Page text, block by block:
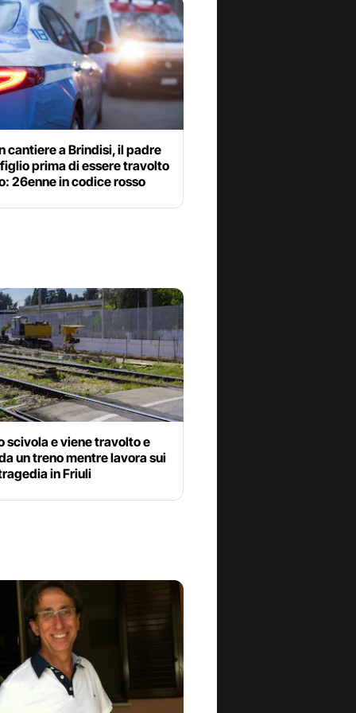
cantiere a Brindisi, il padre
prima di essere travolto
26enne in codice rosso
scivola e viene travolto e
un treno mentre lavora sui
in Friuli